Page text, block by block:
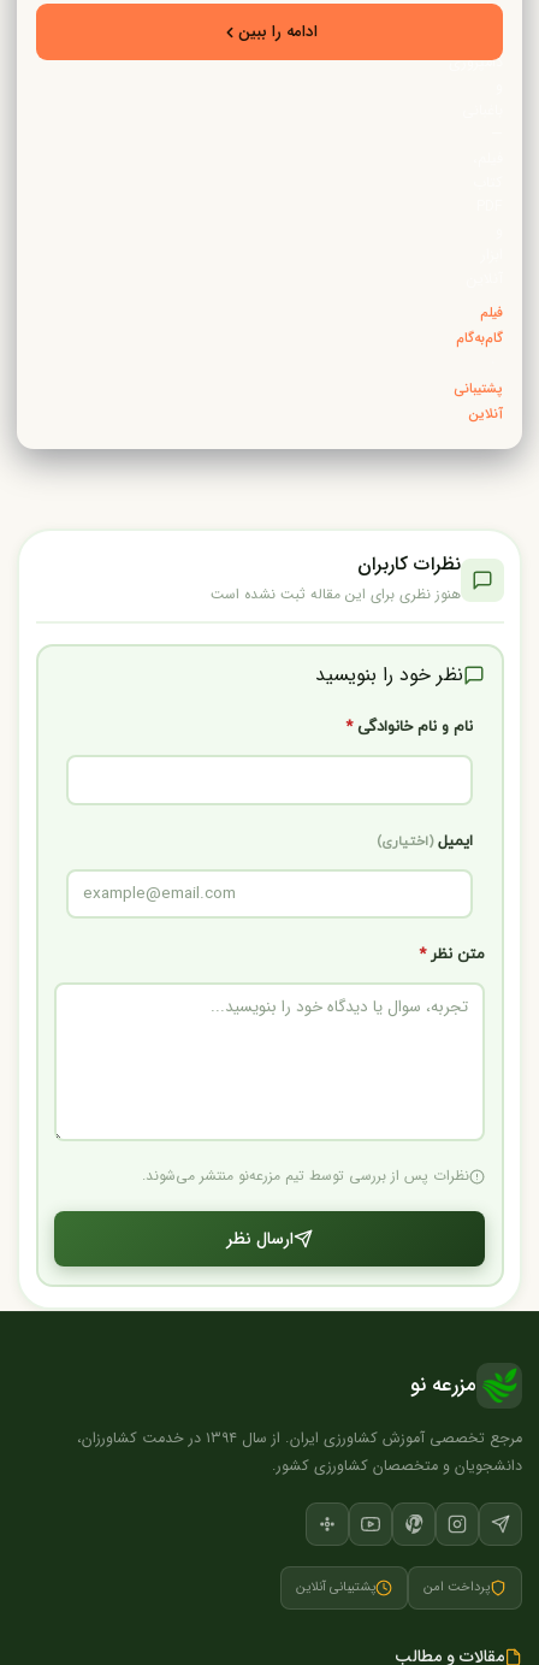
تخصصی
دامپروری
فیلم
گام‌به‌گام
پشتیبانی
آنلاین
ادامه را ببین
نظرات کاربران
هنوز نظری برای این مقاله ثبت نشده است
نظر خود را بنویسید
نام و نام خانوادگی*
ایمیل(اختیاری)
متن نظر*
نظرات پس از بررسی توسط تیم مزرعه‌نو منتشر می‌شوند.
ارسال نظر
مزرعه نو
مرجع تخصصی آموزش کشاورزی ایران. از سال ۱۳۹۴ در خدمت کشاورزان،
دانشجویان و متخصصان کشاورزی کشور.
پرداخت امن پشتیبانی آنلاین
مقالات و مطالب